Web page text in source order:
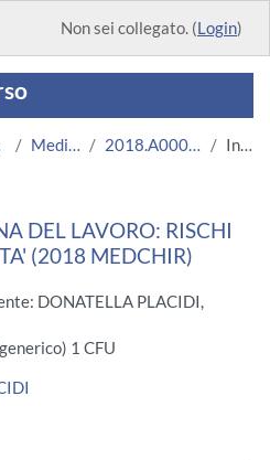
Non sei collegato. (Login)
Medicina e Chirurgia 2018.A000601.08624-09.N0.13711 Introduzione
DEL LAVORO: RISCHI
(2018 MEDCHIR)
DONATELLA PLACIDI,
1 CFU